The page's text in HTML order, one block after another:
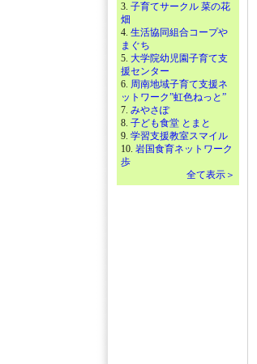
3. 子育てサークル 菜の花
畑
4. 生活協同組合コープや
まぐち
5. 大学院幼児園子育て支
援センター
6. 周南地域子育て支援ネ
ットワーク”虹色ねっと”
7. みやさぽ
8. 子ども食堂 とまと
9. 学習支援教室スマイル
10. 岩国食育ネットワーク
歩
全て表示＞